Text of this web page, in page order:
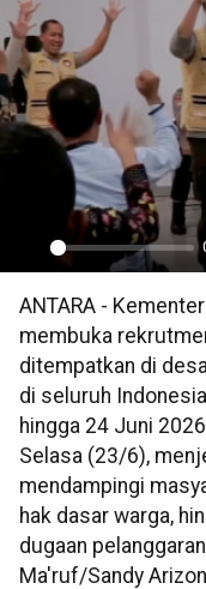
Play
ANTARA -
membuka
ditempatkan di
di seluruh
hingga 24 Juni
Selasa (23/6),
mendampingi
hak dasar warga,
dugaan
Ma'ruf/Sandy